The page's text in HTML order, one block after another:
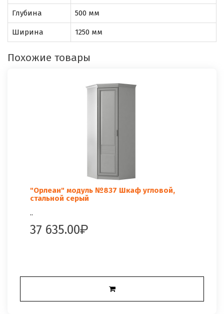
Глубина 500 мм
Ширина 1250 мм
Похожие товары
"Орлеан" модуль №837 Шкаф угловой,
стальной серый
..
37 635.00